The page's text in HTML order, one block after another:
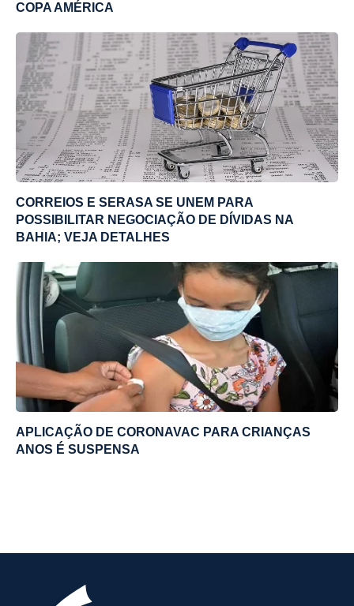
COPA AMÉRICA
CORREIOS E SERASA SE UNEM PARA
POSSIBILITAR NEGOCIAÇÃO DE DÍVIDAS NA
BAHIA; VEJA DETALHES
APLICAÇÃO DE CORONAVAC PARA CRIANÇAS
ANOS É SUSPENSA